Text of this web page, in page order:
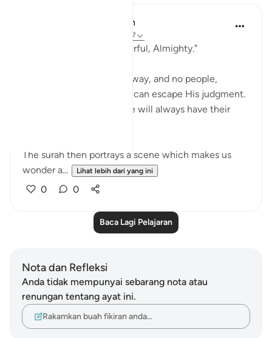
In the Shade of the Quran
ayat 11:67
"Indeed your Lord is Powerful, Almighty."
Nothing can stand in His way, and no people,
powerful as they may be, can escape His judgment.
Those who are on His side will always have their
The surah then portrays a scene which makes us
wonder a...
Lihat lebih dari yang ini
0 0
Baca Lagi Pelajaran
Nota dan Refleksi
Anda tidak mempunyai sebarang nota atau
renungan tentang ayat ini.
Rakamkan buah fikiran anda…